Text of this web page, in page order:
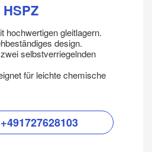
hochwertigen gleitlagern.
design.
selbstverriegelnden
für leichte chemische
+491727628103